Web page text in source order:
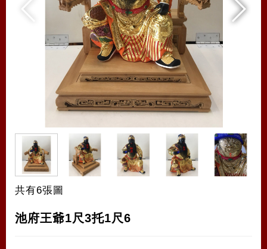
共有6張圖
池府王爺1尺3托1尺6